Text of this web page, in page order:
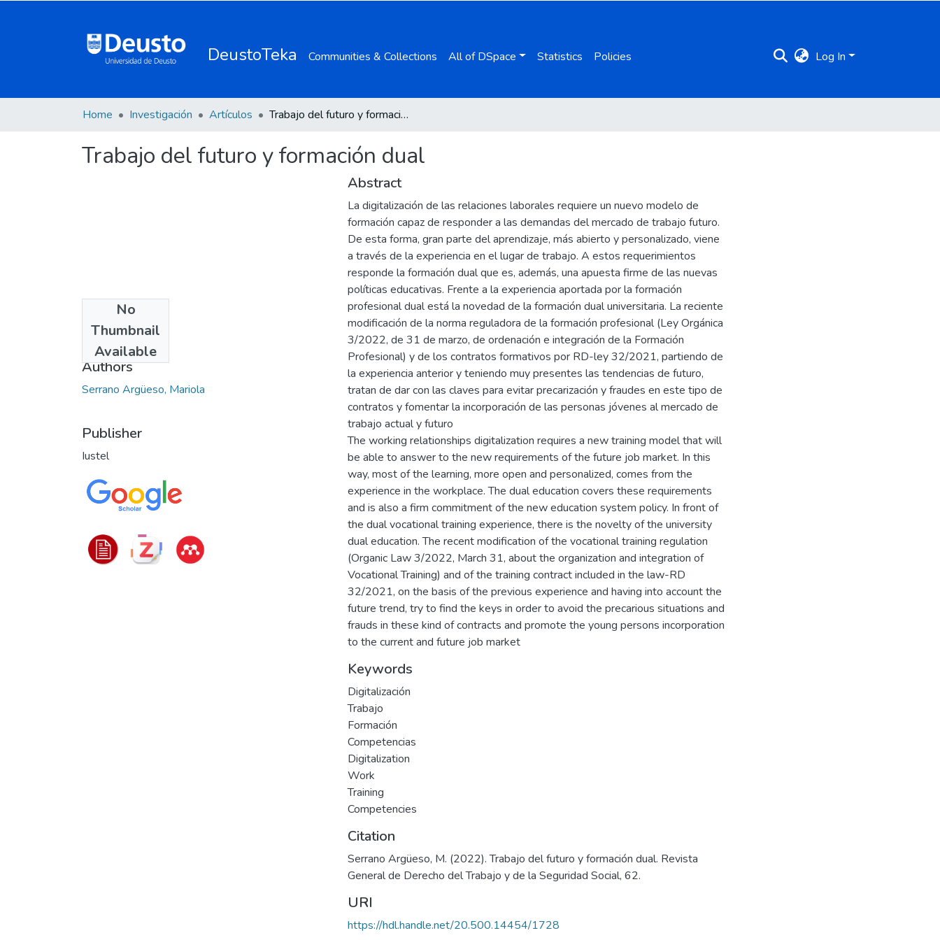
DeustoTeka Communities & Collections All of DSpace Statistics Policies Log In
Home Investigación Artículos Trabajo del futuro y formación dual
Trabajo del futuro y formación dual
No
Thumbnail
Available
2022
Authors
Serrano Argüeso, Mariola
Publisher
Iustel
Abstract
La digitalización de las relaciones laborales requiere un nuevo modelo de
formación capaz de responder a las demandas del mercado de trabajo futuro.
De esta forma, gran parte del aprendizaje, más abierto y personalizado, viene
a través de la experiencia en el lugar de trabajo. A estos requerimientos
responde la formación dual que es, además, una apuesta firme de las nuevas
políticas educativas. Frente a la experiencia aportada por la formación
profesional dual está la novedad de la formación dual universitaria. La reciente
modificación de la norma reguladora de la formación profesional (Ley Orgánica
3/2022, de 31 de marzo, de ordenación e integración de la Formación
Profesional) y de los contratos formativos por RD-ley 32/2021, partiendo de
la experiencia anterior y teniendo muy presentes las tendencias de futuro,
tratan de dar con las claves para evitar precarización y fraudes en este tipo de
contratos y fomentar la incorporación de las personas jóvenes al mercado de
trabajo actual y futuro
The working relationships digitalization requires a new training model that will
be able to answer to the new requirements of the future job market. In this
way, most of the learning, more open and personalized, comes from the
experience in the workplace. The dual education covers these requirements
and is also a firm commitment of the new education system policy. In front of
the dual vocational training experience, there is the novelty of the university
dual education. The recent modification of the vocational training regulation
(Organic Law 3/2022, March 31, about the organization and integration of
Vocational Training) and of the training contract included in the law-RD
32/2021, on the basis of the previous experience and having into account the
future trend, try to find the keys in order to avoid the precarious situations and
frauds in these kind of contracts and promote the young persons incorporation
to the current and future job market
Keywords
Digitalización
Trabajo
Formación
Competencias
Digitalization
Work
Training
Competencies
Citation
Serrano Argüeso, M. (2022). Trabajo del futuro y formación dual. Revista
General de Derecho del Trabajo y de la Seguridad Social, 62.
URI
https://hdl.handle.net/20.500.14454/1728